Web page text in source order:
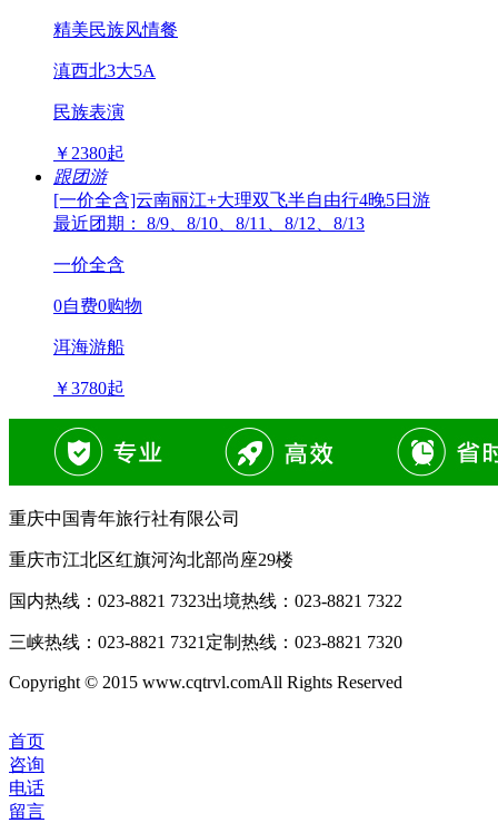
精美民族风情餐
滇西北3大5A
民族表演
￥ 2380起
跟团游
[一价全含]云南丽江+大理双飞半自由行4晚5日游
最近团期： 8/9、8/10、8/11、8/12、8/13
一价全含
0自费0购物
洱海游船
￥3780起
重庆中国青年旅行社有限公司
重庆市江北区红旗河沟北部尚座29楼
国内热线： 023-8821 7323出境热线： 023-8821 7322
三峡热线： 023-8821 7321 定制热线： 023-8821 7320
Copyright © 2015 www.cqtrvl.comAll Rights Reserved
首页
咨询
电话
留言